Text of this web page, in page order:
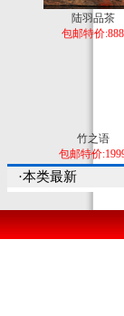
陆羽品茶
包邮特价:888
竹之语
包邮特价
·本类最新